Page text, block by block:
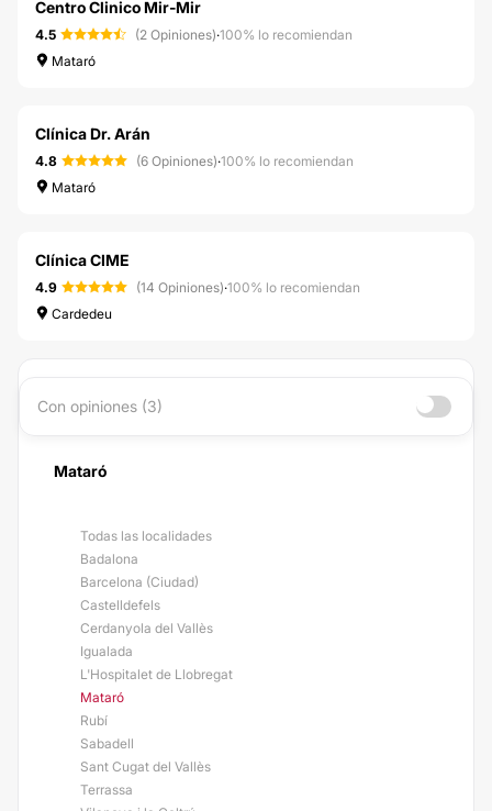
Centro Clinico Mir-Mir
4.5 (2 Opiniones)·100% lo recomiendan
Mataró
Clínica Dr. Arán
4.8 (6 Opiniones)·100% lo recomiendan
Mataró
Clínica CIME
4.9 (14 Opiniones)·100% lo recomiendan
Cardedeu
Con opiniones (3)
Mataró
Todas las localidades
Badalona
Barcelona (Ciudad)
Castelldefels
Cerdanyola del Vallès
Igualada
L'Hospitalet de Llobregat
Mataró
Rubí
Sabadell
Sant Cugat del Vallès
Terrassa